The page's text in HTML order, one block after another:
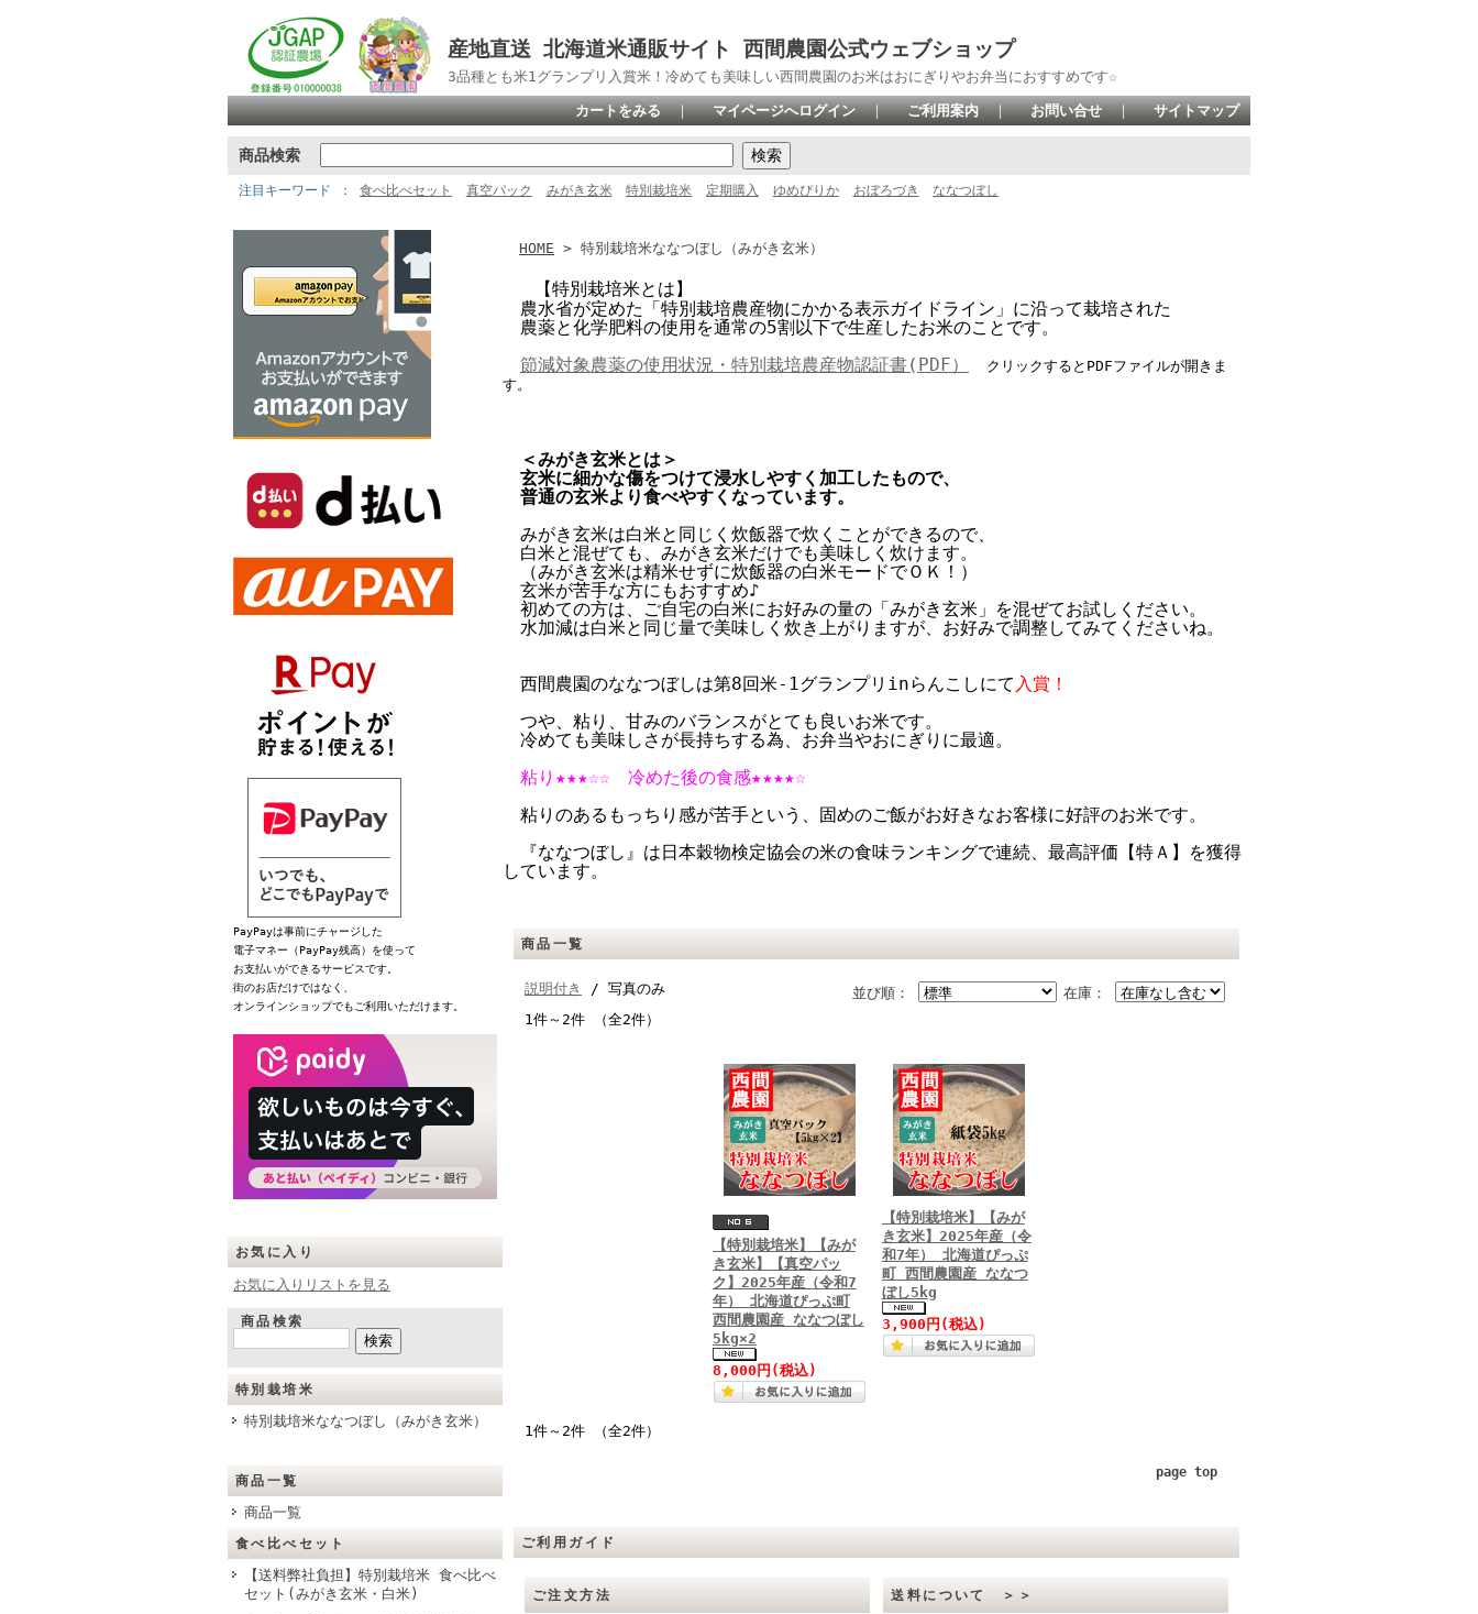
産地直送 北海道米通販サイト 西間農園公式ウェブショップ
3品種とも米1グランプリ入賞米！冷めても美味しい西間農園のお米はおにぎりやお弁当におすすめです☆
カートをみる ｜ マイページへログイン ｜ ご利用案内 ｜ お問い合せ ｜ サイトマップ
商品検索
注目キーワード 食べ比べセット 真空パック みがき玄米 特別栽培米 定期購入 ゆめぴりか おぼろづき ななつぼし
PayPayは事前にチャージした
電子マネー（PayPay残高）を使って
お支払いができるサービスです。
街のお店だけではなく、
オンラインショップでもご利用いただけます。
お気に入り
お気に入りリストを見る
商品検索
特別栽培米
特別栽培米ななつぼし（みがき玄米）
商品一覧
商品一覧
食べ比べセット
【送料弊社負担】特別栽培米 食べ比べ
セット(みがき玄米・白米)
HOME > 特別栽培米ななつぼし（みがき玄米）
【特別栽培米とは】
農水省が定めた「特別栽培農産物にかかる表示ガイドライン」に沿って栽培された
農薬と化学肥料の使用を通常の5割以下で生産したお米のことです。
節減対象農薬の使用状況・特別栽培農産物認証書(PDF）
クリックするとPDFファイルが開きま
す。
＜みがき玄米とは＞
玄米に細かな傷をつけて浸水しやすく加工したもので、
普通の玄米より食べやすくなっています。
みがき玄米は白米と同じく炊飯器で炊くことができるので、
白米と混ぜても、みがき玄米だけでも美味しく炊けます。
（みがき玄米は精米せずに炊飯器の白米モードでＯＫ！）
玄米が苦手な方にもおすすめ♪
初めての方は、ご自宅の白米にお好みの量の「みがき玄米」を混ぜてお試しください。
水加減は白米と同じ量で美味しく炊き上がりますが、お好みで調整してみてくださいね。
西間農園のななつぼしは第8回米-1グランプリinらんこしにて 入賞！
つや、粘り、甘みのバランスがとても良いお米です。
冷めても美味しさが長持ちする為、お弁当やおにぎりに最適。
粘り★★★☆☆ 冷めた後の食感★★★★☆
粘りのあるもっちり感が苦手という、固めのご飯がお好きなお客様に好評のお米です。
『ななつぼし』は日本穀物検定協会の米の食味ランキングで連続、最高評価【特Ａ】を獲得
しています。
商品一覧
在庫：
並び順：
説明付き
/ 写真のみ
1件～2件 （全2件）
【特別栽培米】【みが
き玄米】【真空パッ
ク】2025年産（令和7
年） 北海道ぴっぷ町
西間農園産 ななつぼし
5kg×2
8,000円 (税込)
【特別栽培米】【みが
き玄米】2025年産（令
和7年） 北海道ぴっぷ
町 西間農園産 ななつ
ぼし5kg
3,900円 (税込)
1件～2件 （全2件）
page top
ご利用ガイド
ご注文方法 送料について ＞＞